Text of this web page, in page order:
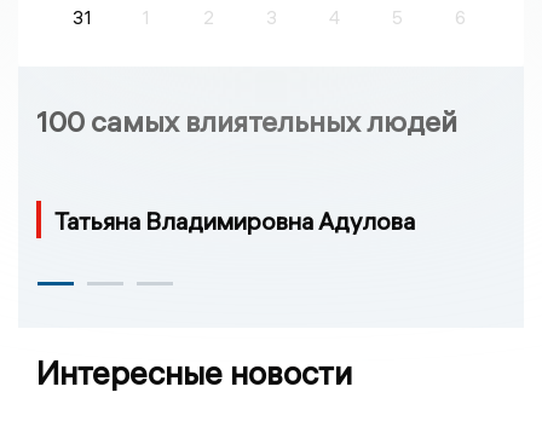
31 1 2 3 4 5 6
100 самых влиятельных людей
Татьяна Владимировна Адулова
Интересные новости